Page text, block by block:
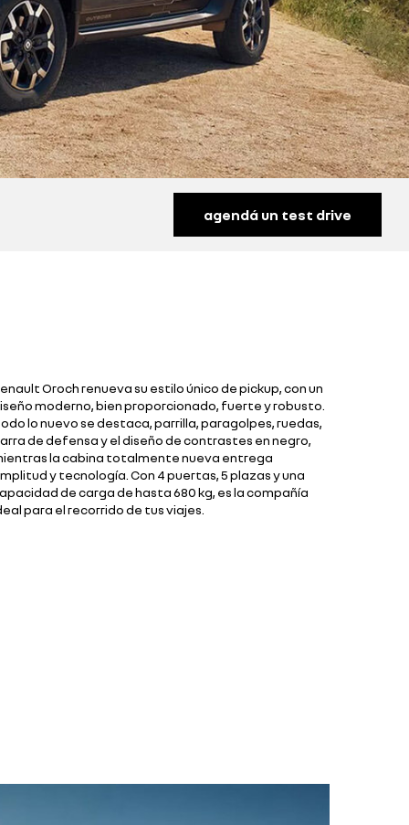
agendá un test drive
Oroch renueva su estilo único de pickup, con un
moderno, bien proporcionado, fuerte y robusto.
lo nuevo se destaca, parrilla, paragolpes, ruedas,
de defensa y el diseño de contrastes en negro,
la cabina totalmente nueva entrega
y tecnología. Con 4 puertas, 5 plazas y una
de carga de hasta 680 kg, es la compañía
para el recorrido de tus viajes.